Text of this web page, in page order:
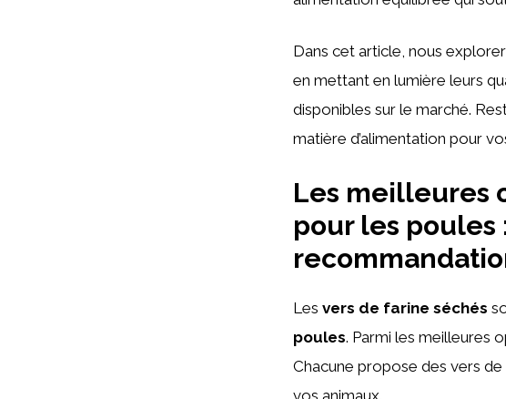
Dans cet article, nous
en mettant en lumière leurs
disponibles sur le marché.
matière d’alimentation pour
Les meilleures
pour les poules
Les vers de farine séchés
poules. Parmi les meilleures
Chacune propose des vers
vos animaux.